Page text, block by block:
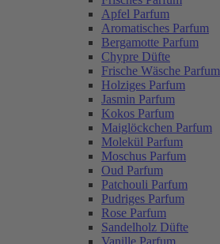
Apfel Parfum
Aromatisches Parfum
Bergamotte Parfum
Chypre Düfte
Frische Wäsche Parfum
Holziges Parfum
Jasmin Parfum
Kokos Parfum
Maiglöckchen Parfum
Molekül Parfum
Moschus Parfum
Oud Parfum
Patchouli Parfum
Pudriges Parfum
Rose Parfum
Sandelholz Düfte
Vanille Parfum